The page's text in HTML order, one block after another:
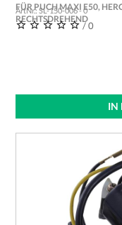
FÜR PUCH MAXI E50,
RECHTSDREHEND
ArtNr.: SL-150-006 - 0
/ 0
IN